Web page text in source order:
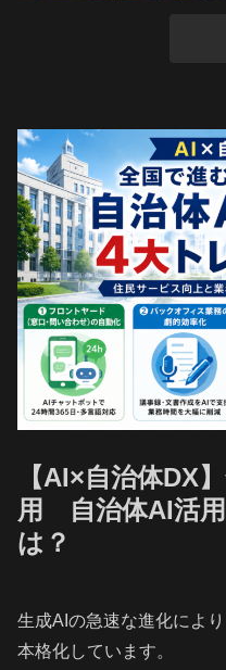
【AI×自治体DX
用 自治体AI活
は？
生成AIの急速な進化によ
本格化しています。